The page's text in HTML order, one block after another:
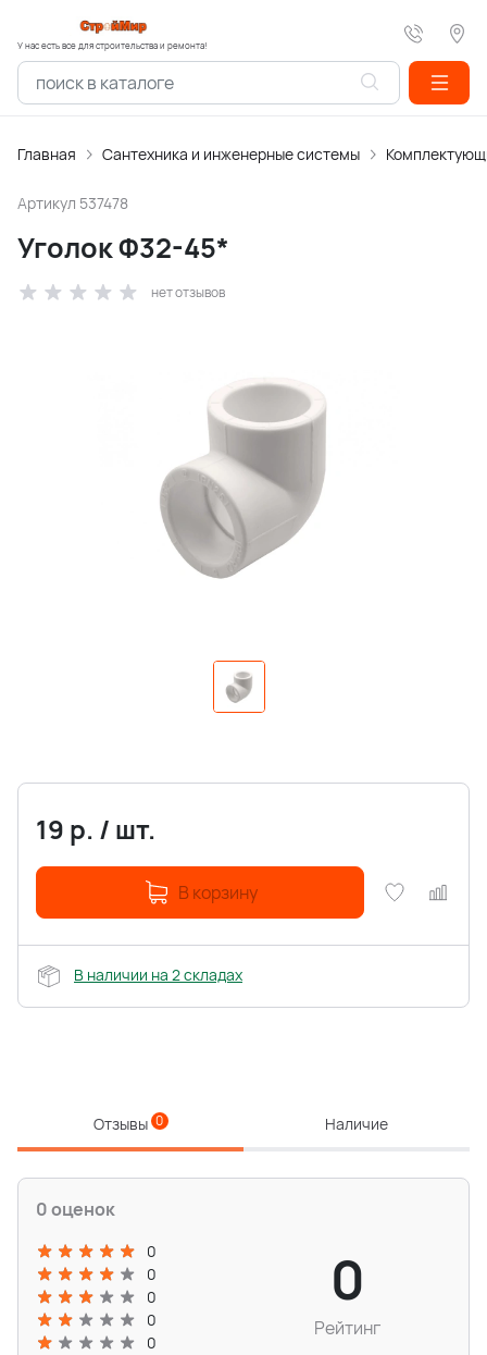
У нас есть все для строительства и ремонта!
Главная Сантехника и инженерные системы
Артикул 537478
Уголок Ф32-45*
нет отзывов
19 р. / шт.
В корзину
В наличии на 2 складах
Отзывы 0 Наличие
0 оценок
0
0
0
0
0
0
Рейтинг